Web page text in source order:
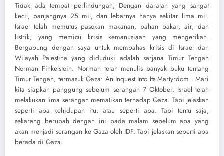
Tidak ada tempat perlindungan; Dengan daratan yang sangat
kecil, panjangnya 25 mil, dan lebarnya hanya sekitar lima mil.
Israel telah memutus pasokan makanan, bahan bakar, air, dan
listrik, yang memicu krisis kemanusiaan yang mengerikan.
Bergabung dengan saya untuk membahas krisis di Israel dan
Wilayah Palestina yang diduduki adalah sarjana Timur Tengah
Norman Finkelstein. Norman telah menulis banyak buku tentang
Timur Tengah, termasuk Gaza: An Inquest Into Its Martyrdom . Mari
kita siapkan panggung sebelum serangan 7 Oktober. Israel telah
melakukan lima serangan mematikan terhadap Gaza. Tapi jelaskan
seperti apa kehidupan itu, atau seperti apa. Tapi tentu saja,
sekarang berubah dengan ini pada malam sebelum apa yang
akan menjadi serangan ke Gaza oleh IDF. Tapi jelaskan seperti apa
berada di Gaza.